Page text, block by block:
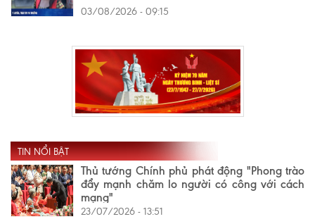
03/08/2026 - 09:15
TIN NỔI BẬT
Thủ tướng Chính phủ phát động "Phong trào
đẩy mạnh chăm lo người có công với cách
mạng"
23/07/2026 - 13:51